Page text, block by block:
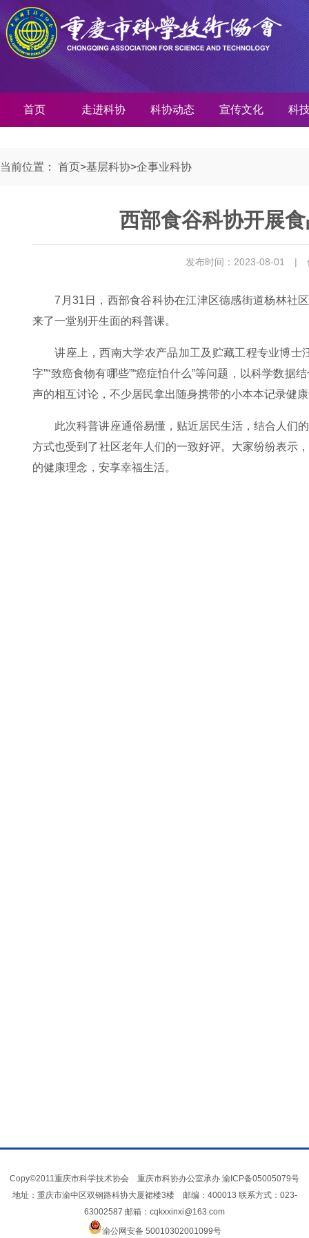
首页 走进科协 科协动态 宣传文化 科
当前位置： 首页>基层科协>企事业科协
西部食谷科协开展
发布时间：2023-08-01 |
7月31日，西部食谷科协在江津区德感街道杨林社
来了一堂别开生面的科普课。
讲座上，西南大学农产品加工及贮藏工程专业博士
字”“致癌食物有哪些”“癌症怕什么”等问题，以科学数
声的相互讨论，不少居民拿出随身携带的小本本记录健
此次科普讲座通俗易懂，贴近居民生活，结合人们
方式也受到了社区老年人们的一致好评。大家纷纷表示
的健康理念，安享幸福生活。
Copy©2011重庆市科学技术协会 重庆市科协办公室承办 渝ICP备05005079号
地址：重庆市渝中区双钢路科协大厦裙楼3楼 邮编：400013 联系方式：023-
63002587 邮箱：cqkxxinxi@163.com
渝公网安备 50010302001099号